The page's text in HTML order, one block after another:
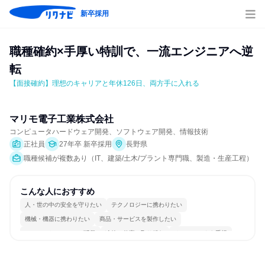
新卒採用
職種確約×手厚い特訓で、一流エンジニアへ逆
転
【面接確約】理想のキャリアと年休126日、両方手に入れる
マリモ電子工業株式会社
コンピュータハードウェア開発、ソフトウェア開発、情報技術
正社員
27年卒 新卒採用
長野県
職種候補が複数あり（IT、建築/土木/プラント専門職、製造・生産工程）
こんな人におすすめ
人・世の中の安全を守りたい テクノロジーに携わりたい
機械・機器に携わりたい 商品・サービスを製作したい
コミュニケーションが活発 冷静に仕事に取り組む チームワークを重視